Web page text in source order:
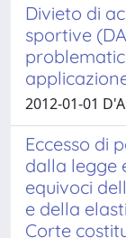
Divieto di
sportive
2012-01-01
Eccesso di
dalla legge
equivoci
e della
Corte